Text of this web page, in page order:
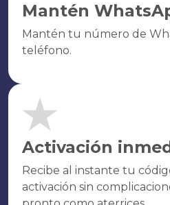
Mantén
Mantén tu número de
teléfono.
Activación
Recibe al instante tu
activación sin